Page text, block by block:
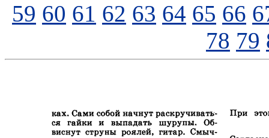
59 60 61 62 63 64 65 66
78 79